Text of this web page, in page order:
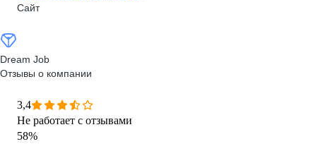
Сайт
Dream Job
Отзывы о компании
3,4
Не работает с отзывами
58%